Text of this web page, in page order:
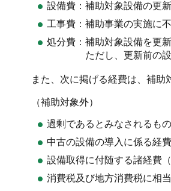
設備費：補助対象設備の更
工事費：補助事業の実施に
処分費：補助対象設備を更
ただし、更新前の設備を
また、次に掲げる経費は、補助
（補助対象外）
過剰であるとみなされるも
中古の設備の導入に係る経費
設備取得に付随する諸経費
消費税及び地方消費税に相